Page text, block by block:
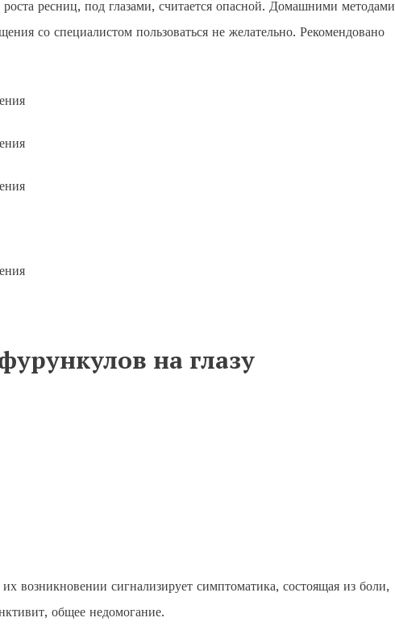
ресниц, под глазами, считается опасной. Домашними методами
со специалистом пользоваться не желательно. Рекомендовано
на глазу
возникновении сигнализирует симптоматика, состоящая из боли,
общее недомогание.